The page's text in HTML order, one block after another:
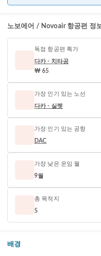
노보에어 / Novoair 항공편 정
독점 항공편 특가
다카 - 치타공
₩ 65
가장 인기 있는 노선
다카 - 실렛
가장 인기 있는 공항
DAC
가장 낮은 운임 월
9월
총 목적지
5
배경